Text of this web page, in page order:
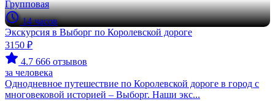
Групповая
14 часов
Экскурсия в Выборг по Королевской дороге
3150 ₽
4.7 666 отзывов
за человека
Однодневное путешествие по Королевской дороге в город с
многовековой историей – Выборг. Наши экс...